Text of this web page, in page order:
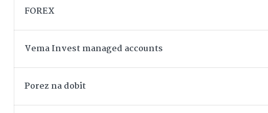
FOREX
Vema Invest managed accounts
Porez na dobit